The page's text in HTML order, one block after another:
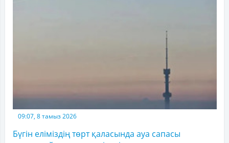
09:07, 8 тамыз 2026
Бүгін еліміздің төрт қаласында ауа сапасы